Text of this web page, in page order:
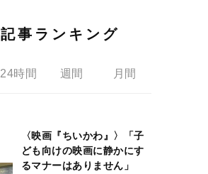
記事ランキング
24時間 週間 月間
〈映画『ちいかわ』〉「子
ども向けの映画に静かにす
るマナーはありません」